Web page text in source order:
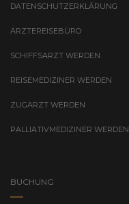
DATENSCHUTZERKLÄRUNG
ÄRZTEREISEBÜRO
SCHIFFSARZT WERDEN
REISEMEDIZINER WERDEN
ZUGARZT WERDEN
PALLIATIVMEDIZINER WERDEN
BUCHUNG